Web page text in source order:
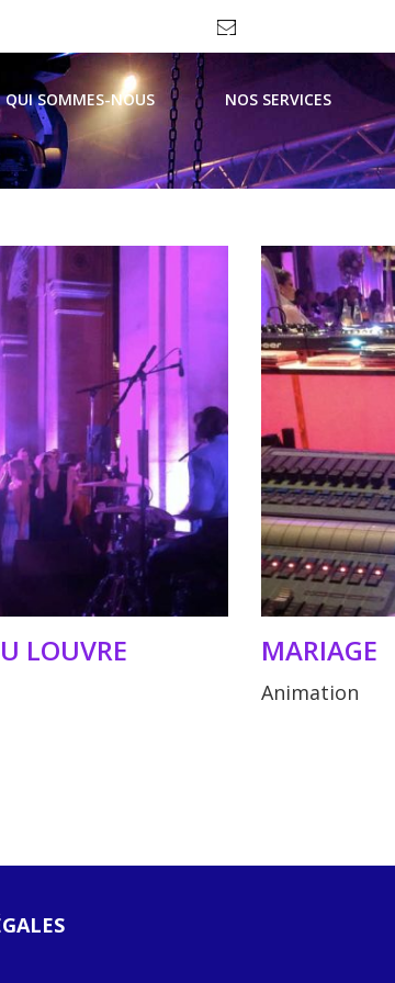
contact@avsevents.fr
QUI SOMMES-NOUS NOS SERVICES
LOUVRE MARIAGE
Animation